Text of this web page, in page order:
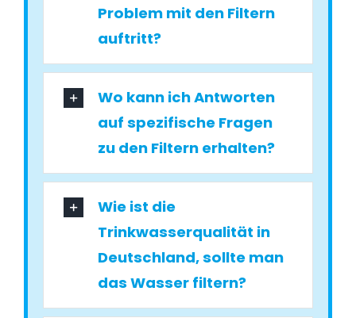
Problem mit den Filtern
auftritt?
Wo kann ich Antworten
auf spezifische Fragen
zu den Filtern erhalten?
Wie ist die
Trinkwasserqualität in
Deutschland, sollte man
das Wasser filtern?